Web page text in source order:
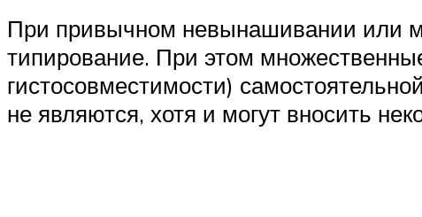
При привычном невынашивании или
типирование. При этом
гистосовместимости)
не являются, хотя и могут вносить